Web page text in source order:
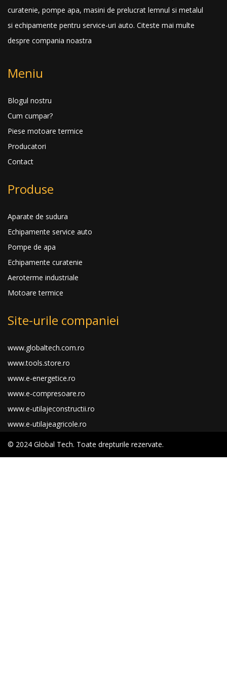
curatenie, pompe apa, masini de prelucrat lemnul si metalul
si echipamente pentru service-uri auto. Citeste mai multe
despre compania noastra
Meniu
Blogul nostru
Cum cumpar?
Piese motoare termice
Producatori
Contact
Produse
Aparate de sudura
Echipamente service auto
Pompe de apa
Echipamente curatenie
Aeroterme industriale
Motoare termice
Site-urile companiei
www.globaltech.com.ro
www.tools.store.ro
www.e-energetice.ro
www.e-compresoare.ro
www.e-utilajeconstructii.ro
www.e-utilajeagricole.ro
© 2024 Global Tech. Toate drepturile rezervate.